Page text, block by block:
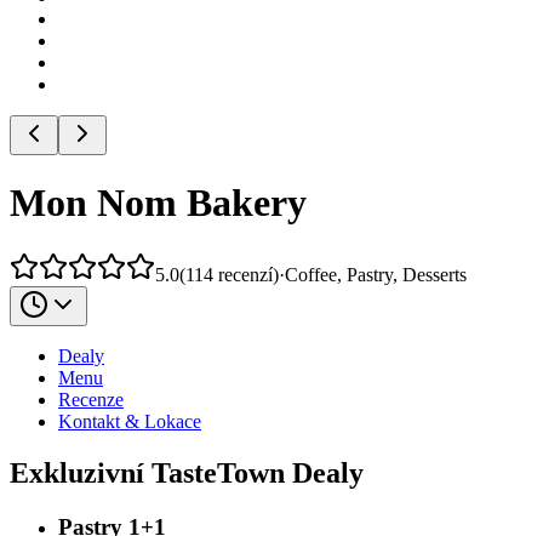
Mon Nom Bakery
5.0(114 recenzí)·Coffee, Pastry, Desserts
Dealy
Menu
Recenze
Kontakt & Lokace
Exkluzivní TasteTown Dealy
Pastry 1+1